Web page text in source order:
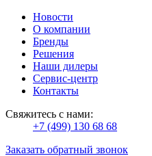
Новости
О компании
Бренды
Решения
Наши дилеры
Сервис-центр
Контакты
Свяжитесь с нами:
+7 (499) 130 68 68
Заказать обратный звонок